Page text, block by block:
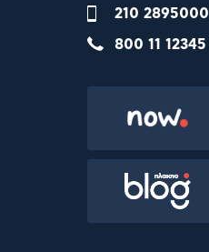
210 2895000
800 11 12345